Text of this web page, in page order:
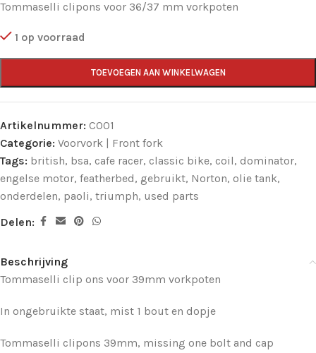
Tommaselli clipons voor 36/37 mm vorkpoten
1 op voorraad
TOEVOEGEN AAN WINKELWAGEN
Artikelnummer: CO01
Categorie: Voorvork | Front fork
Tags: british, bsa, cafe racer, classic bike, coil, dominator,
engelse motor, featherbed, gebruikt, Norton, olie tank,
onderdelen, paoli, triumph, used parts
Delen:
Beschrijving
Tommaselli clip ons voor 39mm vorkpoten
In ongebruikte staat, mist 1 bout en dopje
Tommaselli clipons 39mm, missing one bolt and cap